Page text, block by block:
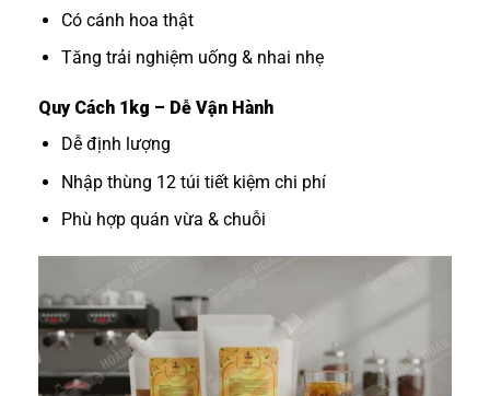
Có cánh hoa thật
Tăng trải nghiệm uống & nhai nhẹ
Quy Cách 1kg – Dễ Vận Hành
Dễ định lượng
Nhập thùng 12 túi tiết kiệm chi phí
Phù hợp quán vừa & chuỗi